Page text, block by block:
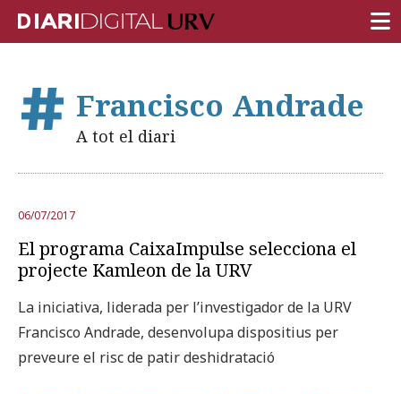
RECERCA
VIDA AL CAMPUS
COMUNITAT URV
Més categories
Francisco Andrade
A tot el diari
06/07/2017
El programa CaixaImpulse selecciona el
projecte Kamleon de la URV
La iniciativa, liderada per l’investigador de la URV
Francisco Andrade, desenvolupa dispositius per
preveure el risc de patir deshidratació